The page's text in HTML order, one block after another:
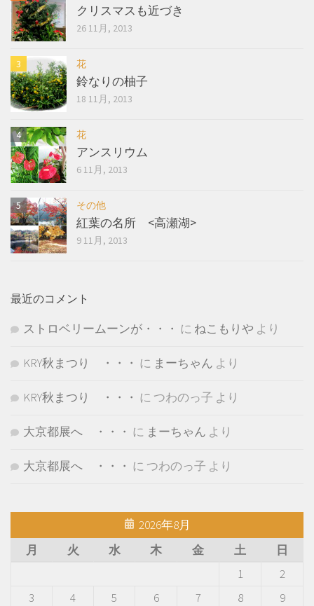
クリスマスも近づき
26 11月, 2013
花
鈴なりの柚子
18 11月, 2013
花
アンスリウム
6 11月, 2013
その他
紅葉の名所 <高瀬湖>
9 11月, 2013
最近のコメント
ストロベリームーンが・・・ に ねこもりや より
KRY秋まつり ・・・ に まーちゃん より
KRY秋まつり ・・・ に つわのっ子 より
大京都展へ ・・・ に まーちゃん より
大京都展へ ・・・ に つわのっ子 より
2026年8月
月
火 水 木 金 土
日
1
2
3
4 5 6 7 8
9